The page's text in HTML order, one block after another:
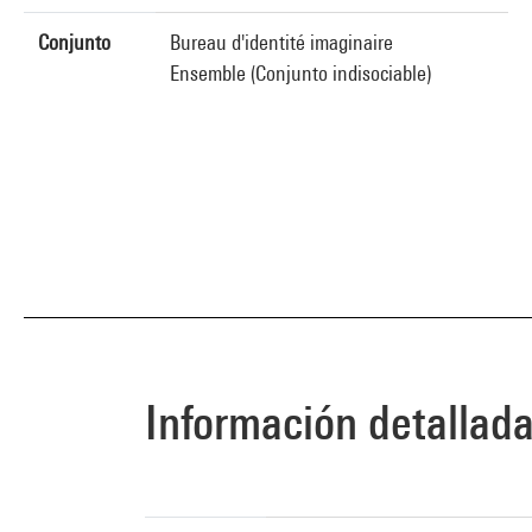
Conjunto
Bureau d'identité imaginaire
Ensemble (Conjunto indisociable)
Información